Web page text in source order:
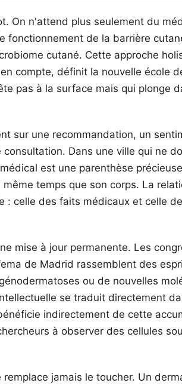
On n'attend plus seulement du
fonctionnement de la barrière
cutané. Cette approche
compte, définit la nouvelle école
pas à la surface mais qui plonge
sur une recommandation, un
Dans une ville qui ne
est une parenthèse
temps que son corps. La
: celle des faits médicaux et celle
mise à jour permanente. Les
de Madrid rassemblent des
ou de nouvelles
se traduit directement
indirectement de cette
à observer des cellules
jamais le toucher. Un